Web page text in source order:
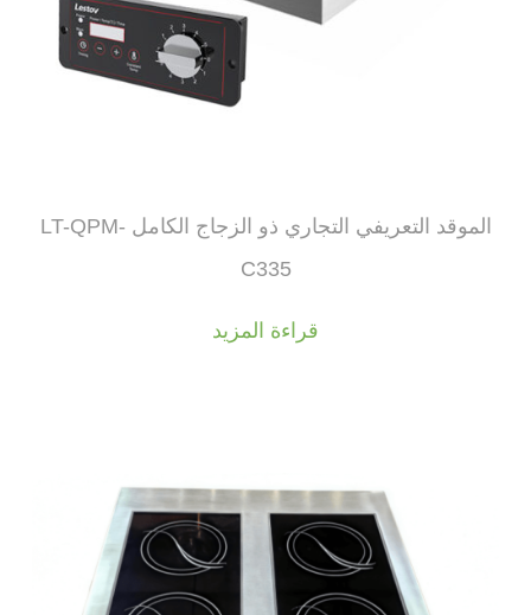
الموقد التعريفي التجاري ذو الزجاج الكامل LT-QPM-
C335
قراءة المزيد